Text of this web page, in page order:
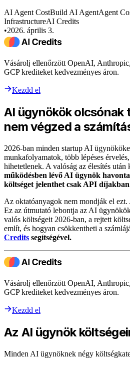
AI Agent CostBuild AI AgentAgent
InfrastructureAI Credits
•2026. április 3.
Vásárolj ellenőrzött OpenAI,
GCP krediteket kedvezményes áron.
Kezdd el
AI ügynökök olcsónak
nem végzed a
2026-ban minden startup AI
munkafolyamatok, több lépéses
hihetetlenek. A valóság az élesítés után
működésben lévő AI ügynök
költséget jelenthet csak API
Az oktatóanyagok nem mondják el
Ez az útmutató lebontja az AI
valós költségeit 2026-ban, a rejtett
említ, és hogyan csökkentheti a
Credits segítségével.
Vásárolj ellenőrzött OpenAI,
GCP krediteket kedvezményes áron.
Kezdd el
Az AI ügynök
Minden AI ügynöknek négy